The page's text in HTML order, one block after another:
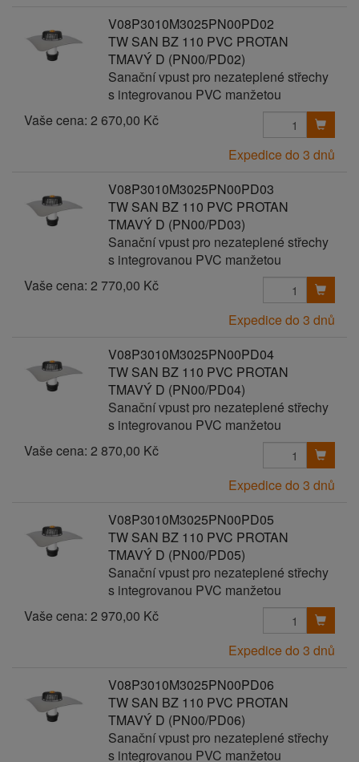
V08P3010M3025PN00PD02
TW SAN BZ 110 PVC PROTAN
TMAVÝ D (PN00/PD02)
Sanační vpust pro nezateplené střechy
s integrovanou PVC manžetou
Vaše cena: 2 670,00 Kč
Expedice do 3 dnů
V08P3010M3025PN00PD03
TW SAN BZ 110 PVC PROTAN
TMAVÝ D (PN00/PD03)
Sanační vpust pro nezateplené střechy
s integrovanou PVC manžetou
Vaše cena: 2 770,00 Kč
Expedice do 3 dnů
V08P3010M3025PN00PD04
TW SAN BZ 110 PVC PROTAN
TMAVÝ D (PN00/PD04)
Sanační vpust pro nezateplené střechy
s integrovanou PVC manžetou
Vaše cena: 2 870,00 Kč
Expedice do 3 dnů
V08P3010M3025PN00PD05
TW SAN BZ 110 PVC PROTAN
TMAVÝ D (PN00/PD05)
Sanační vpust pro nezateplené střechy
s integrovanou PVC manžetou
Vaše cena: 2 970,00 Kč
Expedice do 3 dnů
V08P3010M3025PN00PD06
TW SAN BZ 110 PVC PROTAN
TMAVÝ D (PN00/PD06)
Sanační vpust pro nezateplené střechy
s integrovanou PVC manžetou